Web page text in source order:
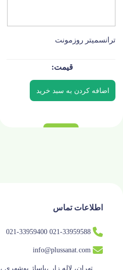
ترانسمیتر روزمونت
اطلاعات تماس
021-33959588 021-33959400
info@plussanat.com
تهران، لاله زار ،پاساژ بوشهری ،